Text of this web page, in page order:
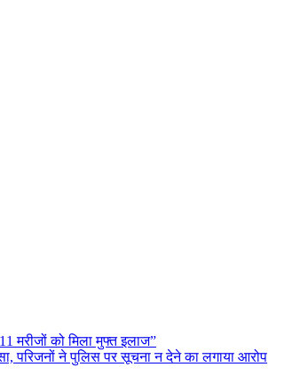
मरीजों को मिला मुफ्त इलाज”
परिजनों ने पुलिस पर सूचना न देने का लगाया आरोप